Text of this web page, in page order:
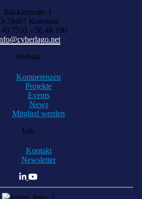
Bücklestraße 3
78467 Konstanz
7531 - 58 48 190
Website
Kompetenzen
Projekte
Events
News
Mitglied werden
Info
Kontakt
Newsletter